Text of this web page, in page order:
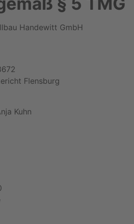
Handewitt GmbH
Flensburg
Kuhn